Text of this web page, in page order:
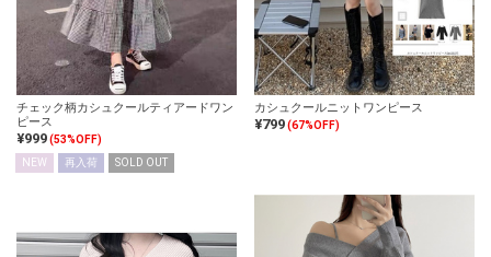
チェック柄カシュクールティアードワン
ピース
¥999(53%OFF)
NEW
再入荷 SOLD OUT
カシュクールニットワンピース
¥799(67%OFF)